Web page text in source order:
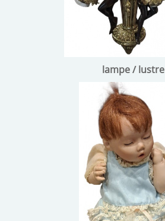
lampe / lustre